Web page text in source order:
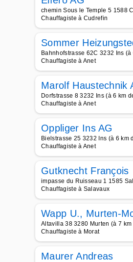
chemin Sous le Temple 5 1588
Chauffagiste à Cudrefin
Sommer
Bahnhofstrasse 62C 3232 Ins
Chauffagiste à Anet
Marolf Haustechnik
Dorfstrasse 8 3232 Ins (à 6 km
Chauffagiste à Anet
Oppliger Ins AG
Bielstrasse 25 3232 Ins (à 6 km
Chauffagiste à Anet
Gutknecht François
impasse du Ruisseau 1 1585
Chauffagiste à Salavaux
Wapp U., Murten-
Altavilla 38 3280 Murten (à 7 km
Chauffagiste à Morat
Maurer Andreas